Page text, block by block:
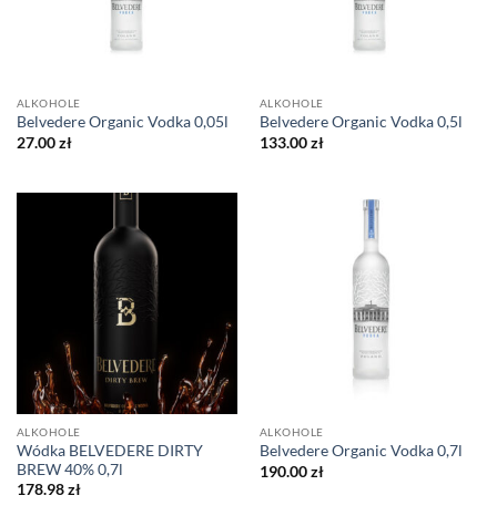
ALKOHOLE
Belvedere Organic Vodka 0,05l
27.00zł
ALKOHOLE
Belvedere Organic Vodka 0,5l
133.00zł
ALKOHOLE
Wódka BELVEDERE DIRTY
BREW 40% 0,7l
178.98zł
ALKOHOLE
Belvedere Organic Vodka 0,7l
190.00zł